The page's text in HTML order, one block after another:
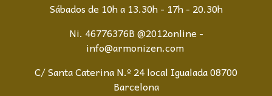
Sábados de 10h a 13.30h - 17h - 20.30h
Ni. 46776376B @2012online -
info@armonizen.com
C/ Santa Caterina N.º 24 local Igualada 08700
Barcelona